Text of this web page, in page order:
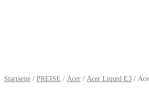
Startseite / PREISE / Acer / Acer Liquid E3 /